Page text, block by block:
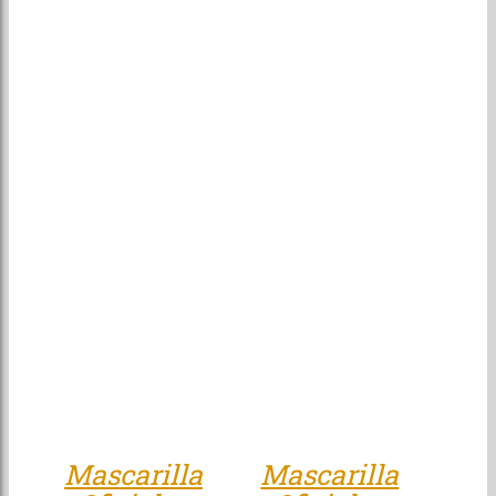
Mascarilla
Mascarilla